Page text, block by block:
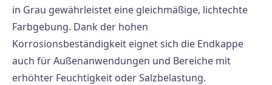
in Grau gewährleistet eine gleichmäßige, lichtechte
Farbgebung. Dank der hohen
Korrosionsbeständigkeit eignet sich die Endkappe
auch für Außenanwendungen und Bereiche mit
erhöhter Feuchtigkeit oder Salzbelastung.